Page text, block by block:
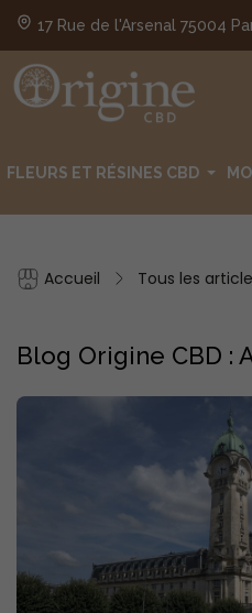
17 Rue de l'Arsenal 75004
FLEURS ET RÉSINES CBD
Accueil Tous les
Blog Origine CBD :